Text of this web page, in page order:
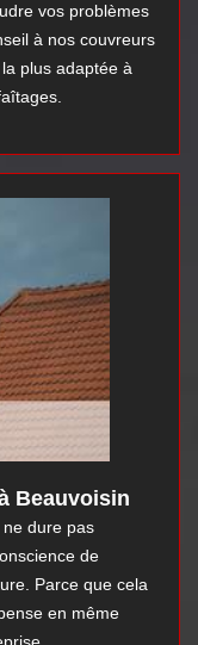
vos problèmes
à nos couvreurs
plus adaptée à
Beauvoisin
dure pas
de
Parce que cela
en même